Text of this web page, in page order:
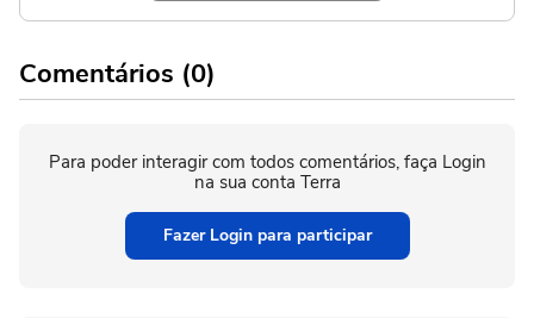
Comentários (0)
Para poder interagir com todos comentários, faça Login
na sua conta Terra
Fazer Login para participar